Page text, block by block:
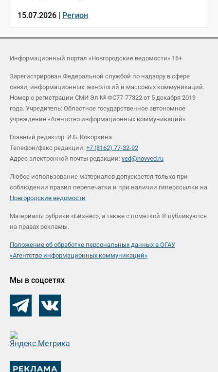
15.07.2026 | Регион
Информационный портал «Новгородские ведомости» 16+
Зарегистрирован Федеральной службой по надзору в сфере
связи, информационных технологий и массовых коммуникаций.
Номер о регистрации СМИ Эл № ФС77-77322 от 5 декабря 2019
года. Учредитель: Областное государственное автономное
учреждение «Агентство информационных коммуникаций»
Главный редактор: И.Б. Кокоркина
Телефон/факс редакции: +7 (8162) 77-32-92
Адрес электронной почты редакции: ved@novved.ru
Любое использование материалов допускается только при
соблюдении правил перепечатки и при наличии гиперссылки на
Новгородские ведомости
Материалы рубрики «Бизнес», а также с пометкой ® публикуются
на правах рекламы.
Положение об обработке персональных данных в ОГАУ
«Агентство информационных коммуникаций»
Мы в соцсетях